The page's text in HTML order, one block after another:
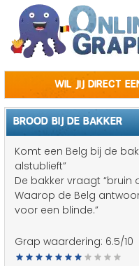
Wil jij direct
BROOD BIJ DE BAKKER
Komt een Belg bij de
alstublieft”
De bakker vraagt “bruin
Waarop de Belg
voor een blinde.”
Grap waardering: 6.5/10